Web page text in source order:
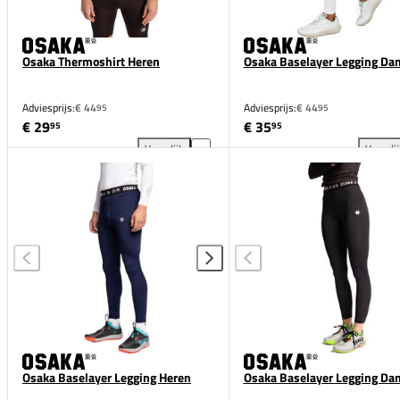
Osaka Thermoshirt Heren
Adviesprijs:€ 4495
€ 2995
Vergelijk
Osaka Thermoshirt Heren toevoegen aan
Osaka Baselayer Legging
Adviesprijs:€ 4495
€ 3595
Osaka Baselayer Legging Heren Osaka Baselayer Legging